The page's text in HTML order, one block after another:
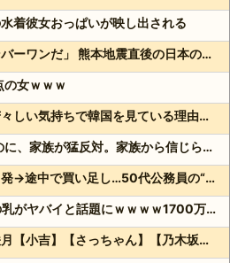
着彼女おっぱいが映し出される
海外「日本よ、お前がナンバーワンだ」 熊本地震直後の日本の対応のスピードに世界が衝撃
女ｗｗｗ
韓国人「現在、日本人が苦々しい気持ちで韓国を見ている理由がこちら…」→「相当悔しがってるだろうな…（ﾌﾞﾙﾌﾞﾙ」＝韓国の反応
36歳の彼女と結婚したいのに、家族が猛反対。家族から信じられない言葉が飛び出した… 他
クーラーボックス積んで出発→途中で買い足し…50代公務員の“ドライブ”が地獄すぎた 他
【画像】長濱ねる(27歳)の乳がヤバイと話題にｗｗｗｗ1700万バズｗｗｗｗｗｗｗｗｗｗ 他
次週の先輩ゲストは菅原咲月【小吉】【さっちゃん】【乃木坂スター誕生！SIX】【乃木坂46】